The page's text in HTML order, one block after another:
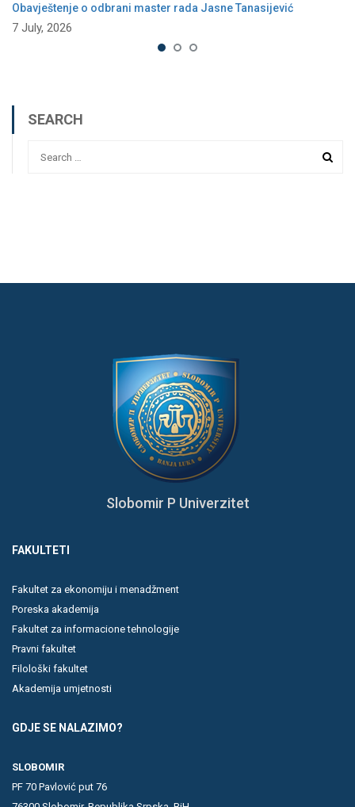
Obavještenje o odbrani master rada Jasne Tanasijević
7 July, 2026
SEARCH
Slobomir P Univerzitet
FAKULTETI
Fakultet za ekonomiju i menadžment
Poreska akademija
Fakultet za informacione tehnologije
Pravni fakultet
Filološki fakultet
Akademija umjetnosti
GDJE SE NALAZIMO?
SLOBOMIR
PF 70 Pavlović put 76